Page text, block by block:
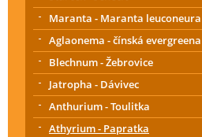
Maranta - Maranta leuconeura
Aglaonema - čínská evergreena
Blechnum - Žebrovice
Jatropha - Dávivec
Anthurium - Toulitka
Athyrium - Papratka